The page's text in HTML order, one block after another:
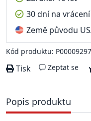
30 dní na
Země původu
Kód produktu: P00009297
Tisk Zeptat se
Popis produktu